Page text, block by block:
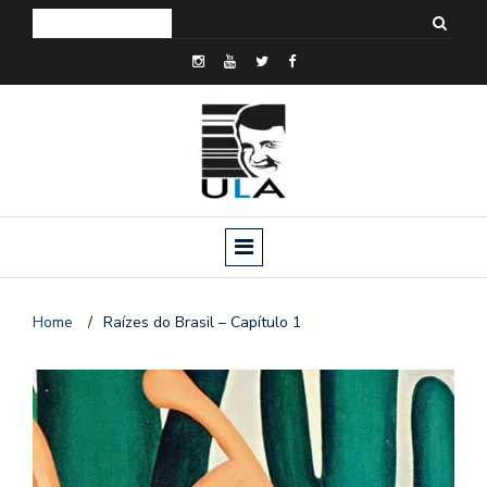
Home / Raízes do Brasil – Capítulo 1